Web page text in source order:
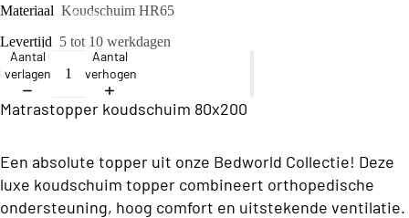
a
C
o
ti
o
Bedden
Materiaal Koudschuim HR65
Levertijd 5 tot 10 werkdagen
Aantal
verlagen
Aantal
verhogen
Matrastopper koudschuim 80x200
Een absolute topper uit onze Bedworld Collectie! Deze
luxe koudschuim topper combineert orthopedische
ondersteuning, hoog comfort en uitstekende ventilatie.